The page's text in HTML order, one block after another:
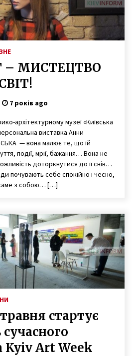
Київ. Унікальна залізна церква на
прорив труби: дорога
рух транспорту обмежено
спіймали водія пасажирського
у стані алкогольного сп’яніння
ago
до питань підтримки ВПО
ago
книжку власних цитат
ago
із захисником, який загинув
ago
чекає різке похолодання
ago
знайшли труп
– МИСТЕЦТВО
7 років ago
архітектурному музеї «Київська
виставка Анни
— вона малює те, що їй
події, мрії, бажання… Вона не
доторкнутися до її снів…
почувають себе спокійно і чесно,
з собою… […]
стартує
Kyiv Art Week